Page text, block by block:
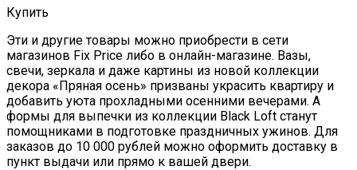
Купить
Эти и другие товары можно приобрести в сети
магазинов Fix Price либо в онлайн-магазине. Вазы,
свечи, зеркала и даже картины из новой коллекции
декора «Пряная осень» призваны украсить квартиру и
добавить уюта прохладными осенними вечерами. А
формы для выпечки из коллекции Black Loft станут
помощниками в подготовке праздничных ужинов. Для
заказов до 10 000 рублей можно оформить доставку в
пункт выдачи или прямо к вашей двери.